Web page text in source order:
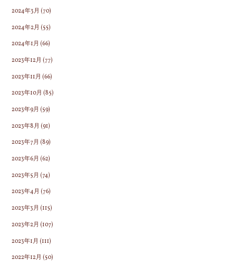
2024年3月 (70)
2024年2月 (55)
2024年1月 (66)
2023年12月 (77)
2023年11月 (66)
2023年10月 (85)
2023年9月 (59)
2023年8月 (91)
2023年7月 (89)
2023年6月 (62)
2023年5月 (74)
2023年4月 (76)
2023年3月 (115)
2023年2月 (107)
2023年1月 (111)
2022年12月 (50)